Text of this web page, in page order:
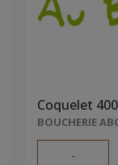
Coquelet
BOUCHERIE
-